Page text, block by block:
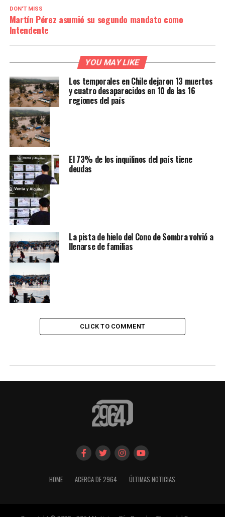
DON'T MISS
Martín Pérez asumió su segundo mandato como
Intendente
YOU MAY LIKE
Los temporales en Chile dejaron 13 muertos
y cuatro desaparecidos en 10 de las 16
regiones del país
El 73% de los inquilinos del país tiene
deudas
La pista de hielo del Cono de Sombra volvió a
llenarse de familias
CLICK TO COMMENT
HOME ACERCA DE 2964 ÚLTIMAS NOTICIAS